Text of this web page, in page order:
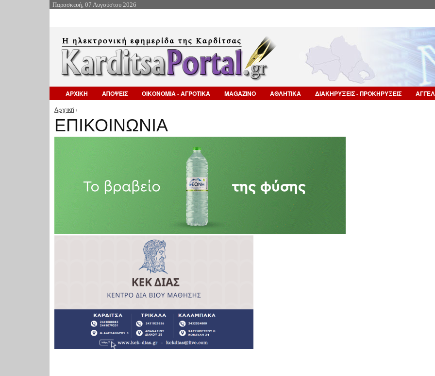
Παρασκευή, 07 Αυγούστου 2026
ΑΡΧΙΚΗ ΑΠΟΨΕΙΣ ΟΙΚΟΝΟΜΙΑ - ΑΓΡΟΤΙΚΑ MAGAZINO ΑΘΛΗΤΙΚΑ ΔΙΑΚΗΡΥΞΕΙΣ - ΠΡΟΚΗΡΥΞΕΙΣ
Είστε εδώ
Αρχική ›
ΕΠΙΚΟΙΝΩΝΙΑ